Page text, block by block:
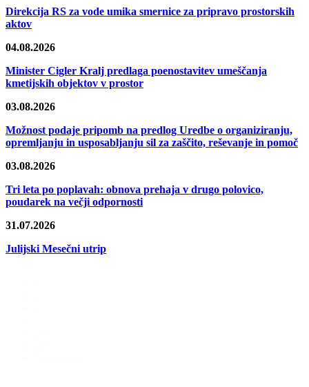
Direkcija RS za vode umika smernice za pripravo prostorskih
aktov
04.08.2026
Minister Cigler Kralj predlaga poenostavitev umeščanja
kmetijskih objektov v prostor
03.08.2026
Možnost podaje pripomb na predlog Uredbe o organiziranju,
opremljanju in usposabljanju sil za zaščito, reševanje in pomoč
03.08.2026
Tri leta po poplavah: obnova prehaja v drugo polovico,
poudarek na večji odpornosti
31.07.2026
Julijski Mesečni utrip